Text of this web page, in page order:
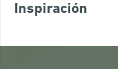
Inspiración